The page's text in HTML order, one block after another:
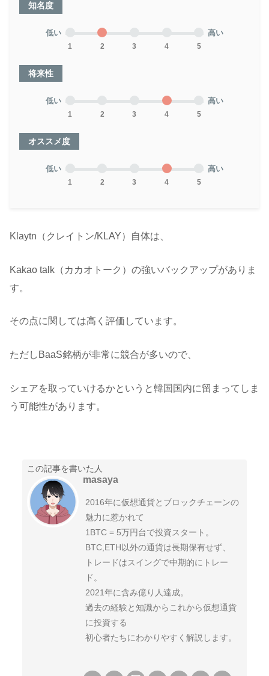
知名度
低い
1 2 3 4 5
高い
将来性
低い
1 2 3 4 5
高い
オススメ度
低い
1 2 3 4 5
高い
Klaytn（クレイトン/KLAY）自体は、
Kakao talk（カカオトーク）の強いバックアップがありま
す。
その点に関しては高く評価しています。
ただしBaaS銘柄が非常に競合が多いので、
シェアを取っていけるかというと韓国国内に留まってしま
う可能性があります。
この記事を書いた人
masaya
2016年に仮想通貨とブロックチェーンの
魅力に惹かれて
1BTC = 5万円台で投資スタート。
BTC,ETH以外の通貨は長期保有せず、
トレードはスイングで中期的にトレー
ド。
2021年に含み億り人達成。
過去の経験と知識からこれから仮想通貨
に投資する
初心者たちにわかりやすく解説します。